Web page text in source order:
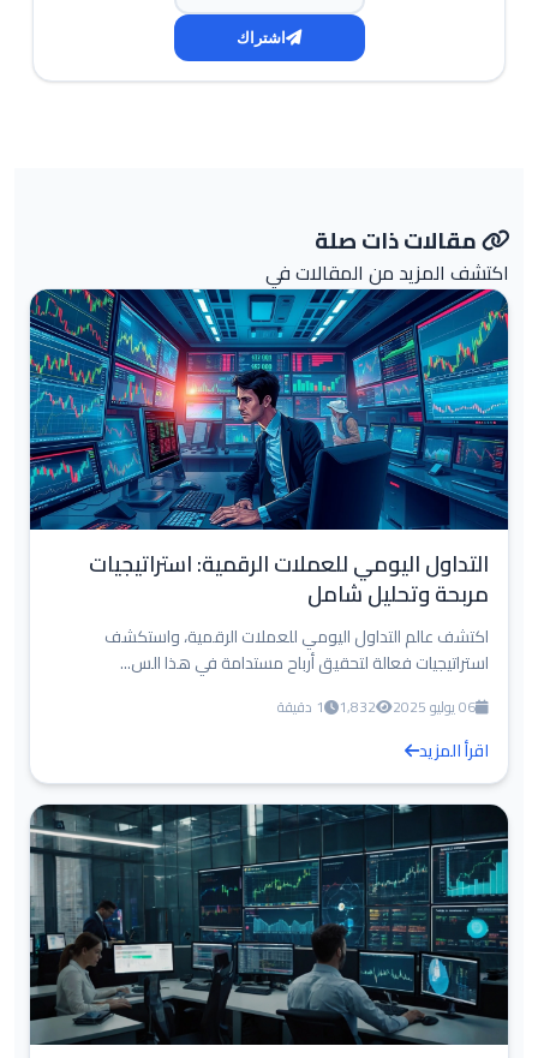
اشتراك
مقالات ذات صلة
اكتشف المزيد من المقالات في
التداول اليومي للعملات الرقمية: استراتيجيات
مربحة وتحليل شامل
اكتشف عالم التداول اليومي للعملات الرقمية، واستكشف
استراتيجيات فعالة لتحقيق أرباح مستدامة في هذا الس...
06 يوليو 2025 1,832 1 دقيقة
اقرأ المزيد